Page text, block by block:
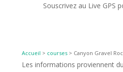
Souscrivez au Live GPS
Accueil > courses> Canyon Gravel
Les informations proviennent